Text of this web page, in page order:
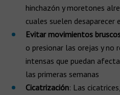
hinchazón y moretones
cuales suelen desaparecer
Evitar movimientos
o presionar las orejas y no
intensas que puedan
las primeras semanas
Cicatrización: Las